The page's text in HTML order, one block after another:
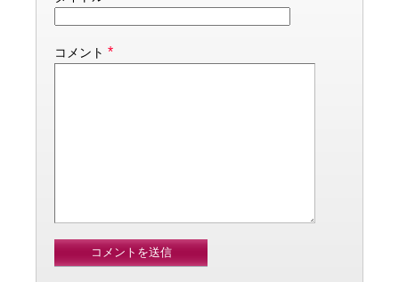
コメント *